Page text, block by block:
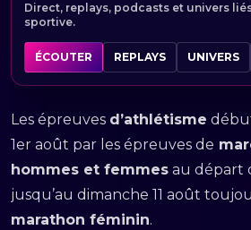
Direct, replays, podcasts et univers
sportive.
ÉCOUTER REPLAYS UNIVERS
Les épreuves d’athlétisme
1er août par les épreuves de
hommes et femmes au départ
jusqu’au dimanche 11 août
marathon féminin.